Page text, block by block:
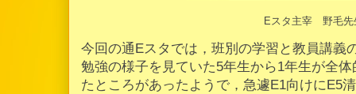
Eスタ主宰 野毛先
今回の通Eスタでは，班別の学習と教員講義
勉強の様子を見ていた5年生から1年生が全
たところがあったようで，急遽E1向けにE5